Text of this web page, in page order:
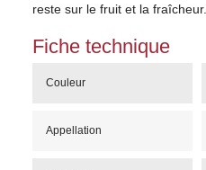
reste sur le fruit et la fraîcheur.
Fiche technique
Couleur
Appellation